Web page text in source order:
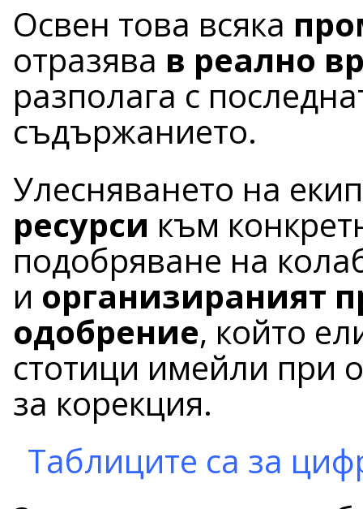
Освен това всяка
отразява в реално
разполага с
съдържанието.
Улесняването на
ресурси към
подобряване на
и организираният
одобрение, който
стотици имейли при
за корекция.
Таблиците са за